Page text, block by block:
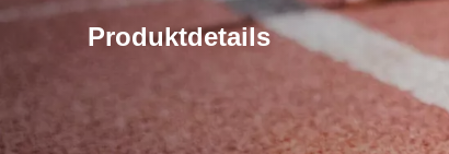
Produktdetails